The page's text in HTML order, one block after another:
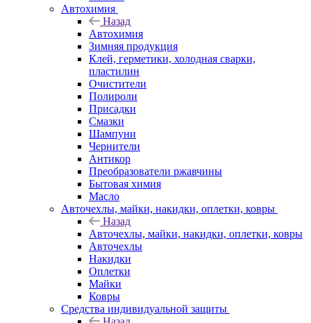
Автохимия
Назад
Автохимия
Зимняя продукция
Клей, герметики, холодная сварки,
пластилин
Очистители
Полироли
Присадки
Смазки
Шампуни
Чернители
Антикор
Преобразователи ржавчины
Бытовая химия
Масло
Авточехлы, майки, накидки, оплетки, ковры
Назад
Авточехлы, майки, накидки, оплетки, ковры
Авточехлы
Накидки
Оплетки
Майки
Ковры
Средства индивидуальной защиты